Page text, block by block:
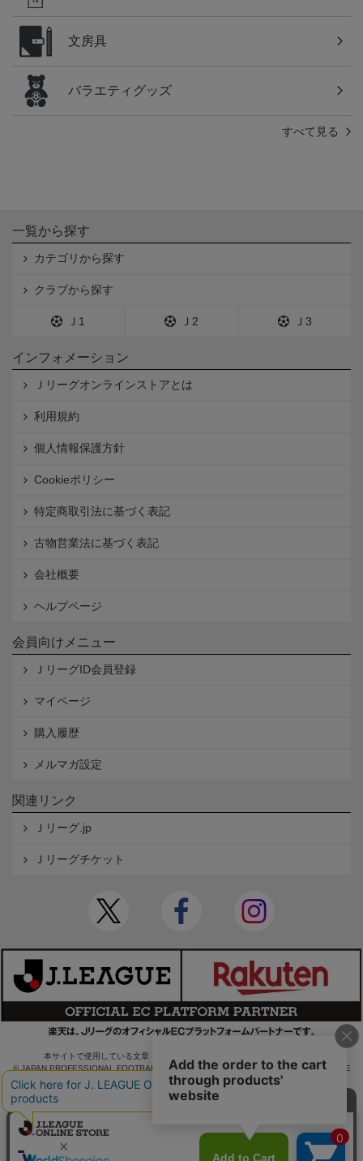
文房具
バラエティグッズ
すべて見る
一覧から探す
カテゴリから探す
クラブから探す
Ｊ1 Ｊ2 Ｊ3
インフォメーション
Ｊリーグオンラインストアとは
利用規約
個人情報保護方針
Cookieポリシー
特定商取引法に基づく表記
古物営業法に基づく表記
会社概要
ヘルプページ
会員向けメニュー
ＪリーグID会員登録
マイページ
購入履歴
メルマガ設定
関連リンク
Ｊリーグ.jp
Ｊリーグチケット
本サイトで使用している文章・画像等の無断での複製・転載を禁止します。
© JAPAN PROFESSIONAL FOOTBALL LEAGUE Rakuten Group, Inc. ALL RIGHTS RE
SERVED.